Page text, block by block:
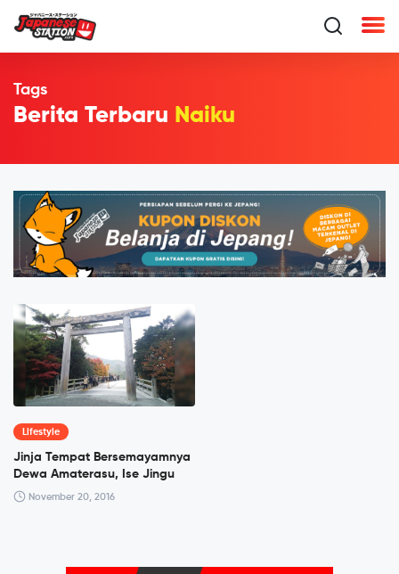
Tags
Berita Terbaru Naiku
Lifestyle
Jinja Tempat Bersemayamnya
Dewa Amaterasu, Ise Jingu
November 20, 2016